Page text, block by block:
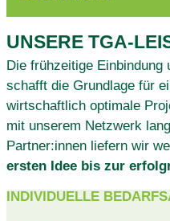
UNSERE TGA-
Die frühzeitige Einbindung
schafft die Grundlage für
wirtschaftlich optimale
mit unserem Netzwerk
Partner:innen liefern wir
ersten Idee bis zur
INDIVIDUELLE